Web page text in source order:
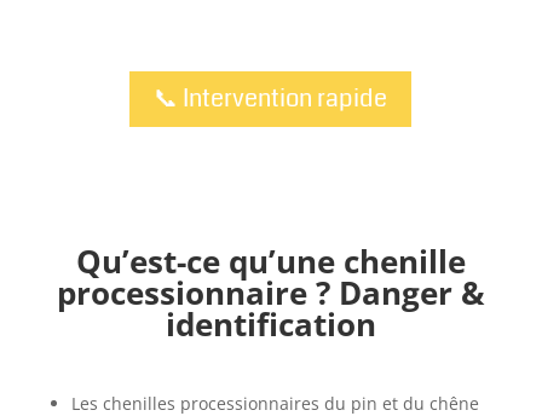
📞 Intervention rapide
Qu’est-ce qu’une chenille
processionnaire ? Danger &
identification
Les chenilles processionnaires du pin et du chêne